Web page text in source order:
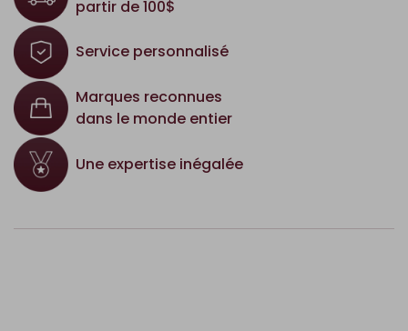
partir de 100$
Service personnalisé
Marques reconnues
dans le monde entier
Une expertise inégalée